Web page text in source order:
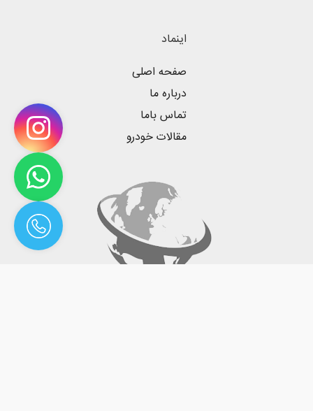
اینماد
صفحه اصلی
درباره ما
تماس باما
مقالات خودرو